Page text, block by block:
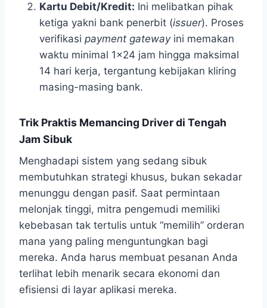
Kartu Debit/Kredit: Ini melibatkan pihak
ketiga yakni bank penerbit (issuer). Proses
verifikasi payment gatewayini memakan
waktu minimal 1×24 jam hingga maksimal
14 hari kerja, tergantung kebijakan kliring
masing-masing bank.
Trik Praktis Memancing Driver di Tengah
Jam Sibuk
Menghadapi sistem yang sedang sibuk
membutuhkan strategi khusus, bukan sekadar
menunggu dengan pasif. Saat permintaan
melonjak tinggi, mitra pengemudi memiliki
kebebasan tak tertulis untuk “memilih” orderan
mana yang paling menguntungkan bagi
mereka. Anda harus membuat pesanan Anda
terlihat lebih menarik secara ekonomi dan
efisiensi di layar aplikasi mereka.